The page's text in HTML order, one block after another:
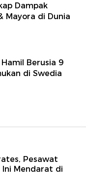
Dampak
Mayora di Dunia
Berusia 9
di Swedia
Pesawat
Ini Mendarat di